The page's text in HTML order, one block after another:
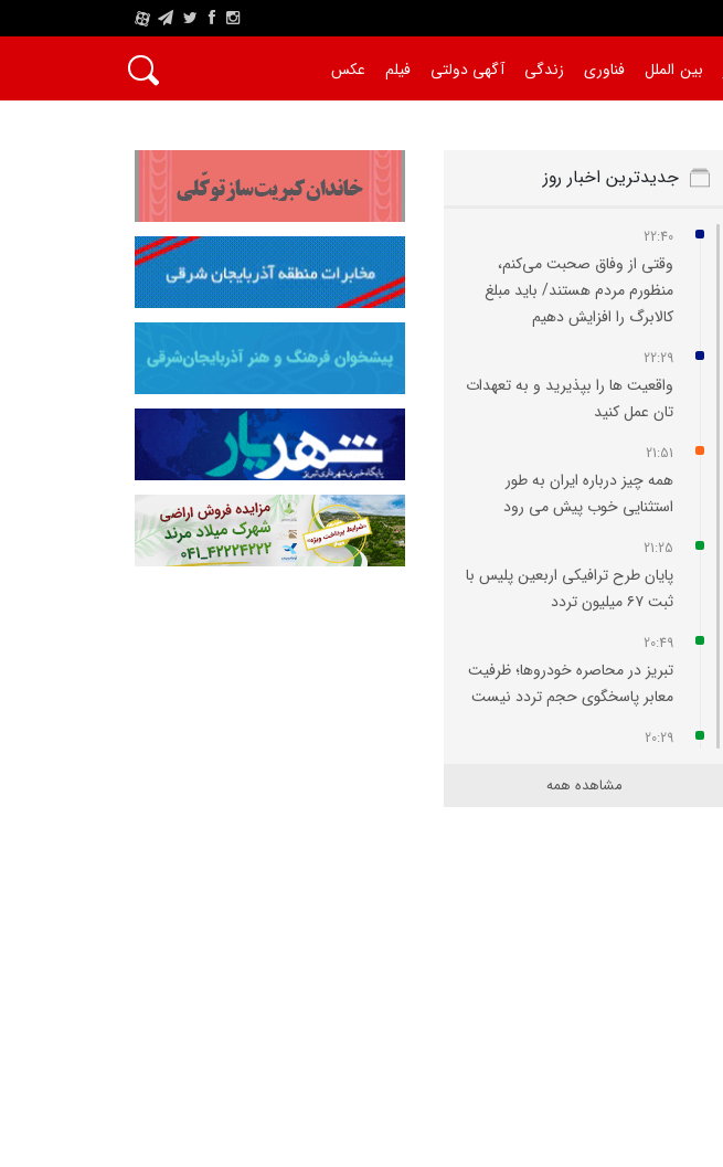
A
بین الملل فناوری زندگی آگهی دولتی فیلم عکس
جدیدترین اخبار روز
22:40
وقتی از وفاق صحبت می‌کنم،
منظورم مردم هستند/ باید مبلغ
کالابرگ را افزایش دهیم
22:29
واقعیت‌ ها را بپذیرید و به تعهدات‌
تان عمل کنید
21:51
همه چیز درباره ایران به طور
استثنایی خوب پیش می‌ رود
21:25
پایان طرح ترافیکی اربعین پلیس با
ثبت ۶۷ میلیون تردد
20:49
تبریز در محاصره خودروها؛ ظرفیت
معابر پاسخگوی حجم تردد نیست
20:29
محله لک‌ لکلر تبریز مهار شد
مشاهده همه